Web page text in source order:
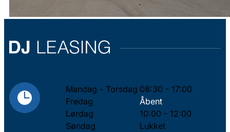
Mandag - Torsdag 08:30 - 17:00
Fredag
Åbent
Lørdag
10:00 - 12:00
Søndag
Lukket